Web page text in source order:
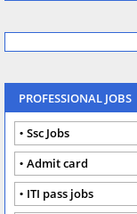
PROFESSIONAL JOBS
Ssc Jobs
Admit card
ITI pass jobs